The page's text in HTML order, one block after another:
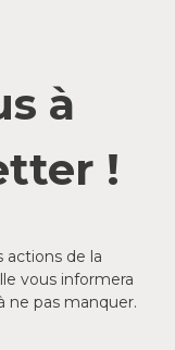
à
!
actions de la
vous informera
ne pas manquer.